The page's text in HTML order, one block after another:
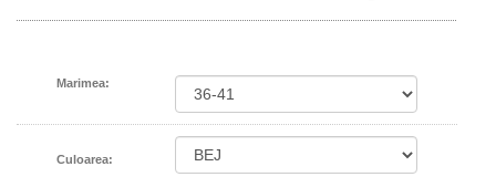
Marimea:
Culoarea: